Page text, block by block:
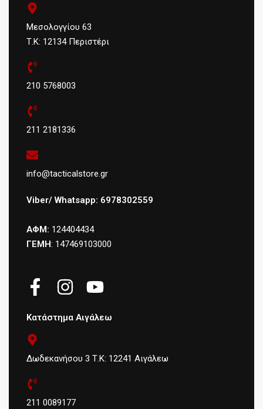
Μεσολογγίου 63
Τ.Κ: 12134 Περιστέρι
210 5768003
211 2181336
info@tacticalstore.gr
Viber/ Whatsapp: 6978302559
ΑΦΜ: 124404434
ΓΕΜΗ: 147469103000
Κατάστημα Αιγάλεω
Δωδεκανήσου 3 Τ.Κ: 12241 Αιγάλεω
211 0089177